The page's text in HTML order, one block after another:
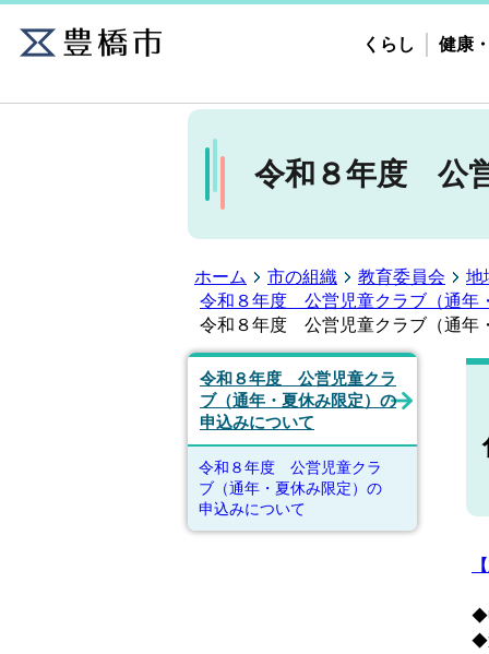
くらし 健康
令和８年度 公
ホーム 市の組織 教育委員会 地
令和８年度 公営児童クラブ（通年
令和８年度 公営児童クラブ（通年
令和８年度 公営児童クラ
ブ（通年・夏休み限定）の
申込みについて
令和８年度 公営児童クラ
ブ（通年・夏休み限定）の
申込みについて
◆
◆